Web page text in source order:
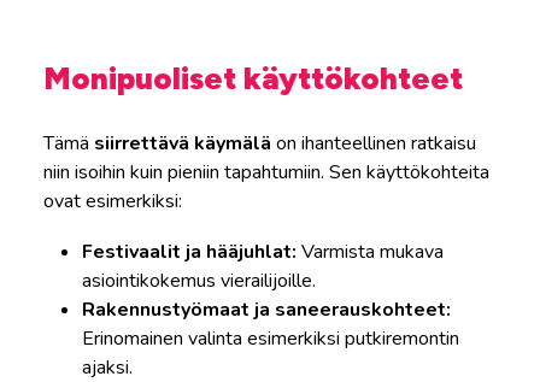
Monipuoliset käyttökohteet
Tämä siirrettävä käymälä on ihanteellinen ratkaisu
niin isoihin kuin pieniin tapahtumiin. Sen käyttökohteita
ovat esimerkiksi:
Festivaalit ja hääjuhlat: Varmista mukava
asiointikokemus vierailijoille.
Rakennustyömaat ja saneerauskohteet:
Erinomainen valinta esimerkiksi putkiremontin
ajaksi.